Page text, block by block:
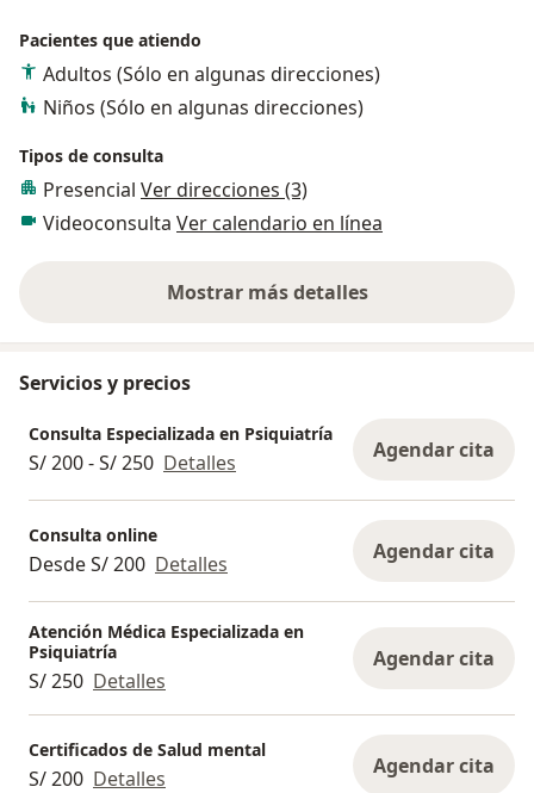
Pacientes que atiendo
Adultos (Sólo en algunas direcciones)
Niños (Sólo en algunas direcciones)
Tipos de consulta
Presencial Ver direcciones (3)
Videoconsulta Ver calendario en línea
Mostrar más detalles
sobre la experiencia
Servicios y precios
Consulta Especializada en Psiquiatría
S/ 200 - S/ 250 Detalles Agendar cita
Consulta online
Desde S/ 200 Detalles Agendar cita
Atención Médica Especializada en
Psiquiatría
S/ 250 Detalles
Agendar cita
Certificados de Salud mental
S/ 200 Detalles Agendar cita